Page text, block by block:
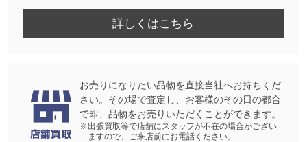
詳しくはこちら
お売りになりたい品物を直接当社へお持ちくだ
さい。その場で査定し、お客様のその日の都合
で即、品物をお売りいただくことができます。
※出張買取等で店舗にスタッフが不在の場合がござい
ますので、ご来店前にお電話ください。